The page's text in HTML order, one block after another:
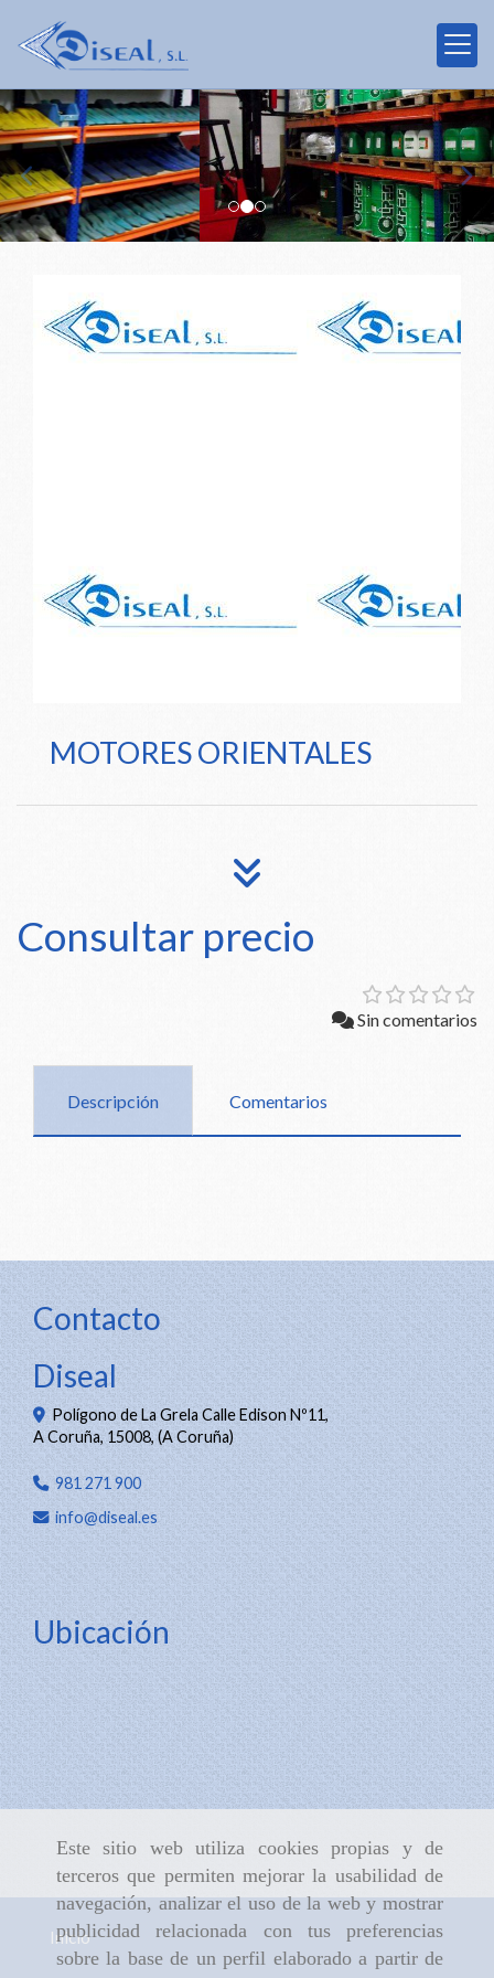
Este sitio web utiliza cookies propias y de
terceros que permiten mejorar la usabilidad de
navegación, analizar el uso de la web y mostrar
publicidad relacionada con tus preferencias
sobre la base de un perfil elaborado a partir de
prev
MOTORES ORIENTALES
Consultar precio
Sin comentarios
Descripción Comentarios
Contacto
Diseal
Polígono de La Grela Calle Edison Nº11,
A Coruña,15008, (A Coruña)
981 271 900
info
diseal.es
Ubicación
Inicio